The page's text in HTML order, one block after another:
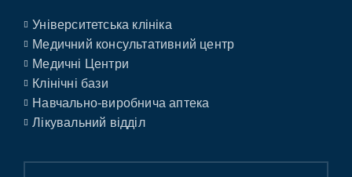
Університетська клініка
Медичний консультативний центр
Медичні Центри
Клінічні бази
Навчально-виробнича аптека
Лікувальний відділ